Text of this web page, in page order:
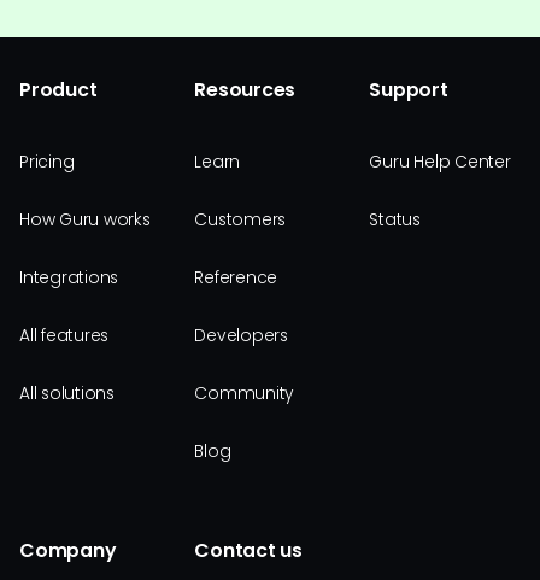
Product
Pricing
How Guru works
Integrations
All features
All solutions
Resources
Learn
Customers
Reference
Developers
Community
Blog
Support
Guru Help Center
Status
Company Contact us